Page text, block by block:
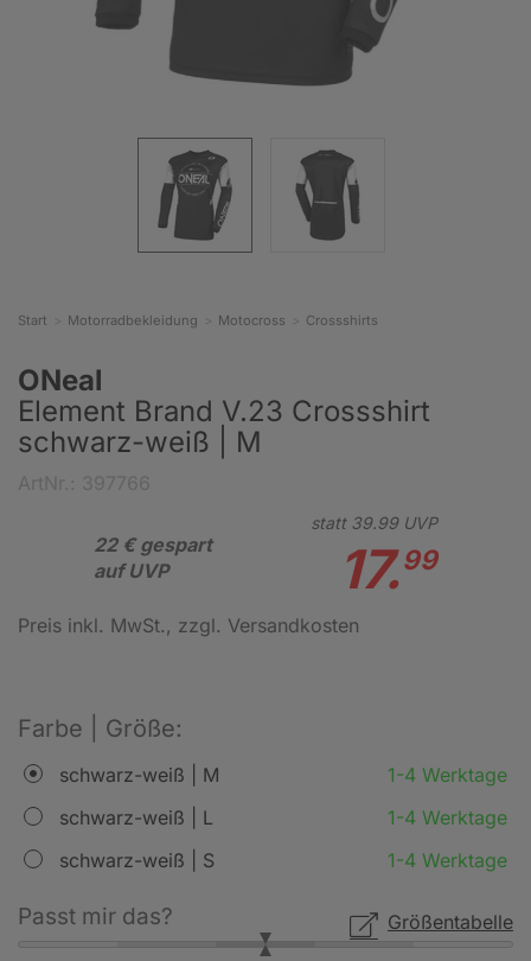
Start Motorradbekleidung Motocross Crossshirts
ONeal
Element Brand V.23 Crossshirt
schwarz-weiß | M
22 € gespart
auf UVP
statt 39.99UVP
17.99
Preis inkl. MwSt., zzgl. Versandkosten
Farbe | Größe:
schwarz-weiß | M
1-4 Werktage
schwarz-weiß | L
1-4 Werktage
schwarz-weiß | S
1-4 Werktage
Größentabelle
Passt mir das?